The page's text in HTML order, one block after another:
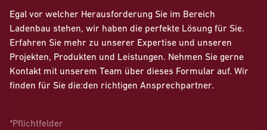
Egal vor welcher Herausforderung Sie im Bereich
Ladenbau stehen, wir haben die perfekte Lösung für Sie.
Erfahren Sie mehr zu unserer Expertise und unseren
Projekten, Produkten und Leistungen. Nehmen Sie gerne
Kontakt mit unserem Team über dieses Formular auf. Wir
finden für Sie die:den richtigen Ansprechpartner.
*Pflichtfelder